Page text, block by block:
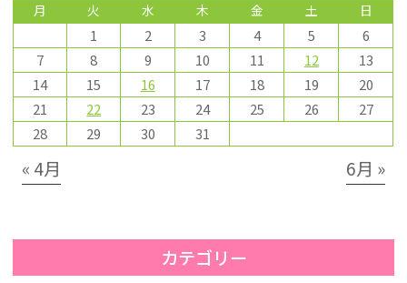
月 火 水 木 金 土 日
1 2 3 4 5
6
7
8 9 10 11 12
13
14
15 16 17 18 19
20
21
22 23 24 25 26
27
28
29 30 31
« 4月 6月 »
カテゴリー